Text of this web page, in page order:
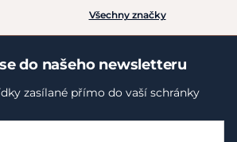
Všechny značky
do našeho newsletteru
zasílané přímo do vaší schránky